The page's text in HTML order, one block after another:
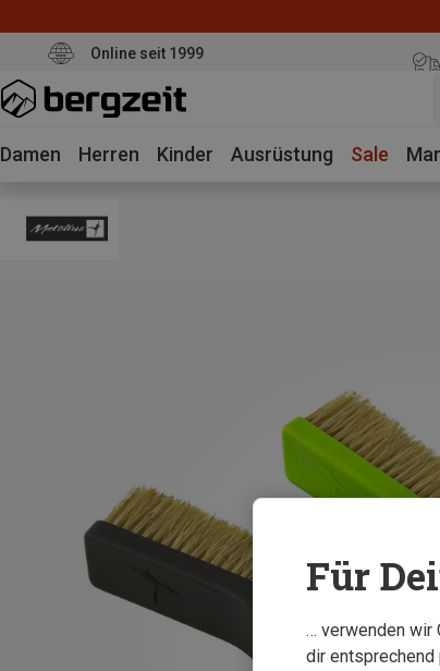
Online seit 1999
Damen Herren Kinder Ausrüstung Sale
Für
… verwenden wir
dir